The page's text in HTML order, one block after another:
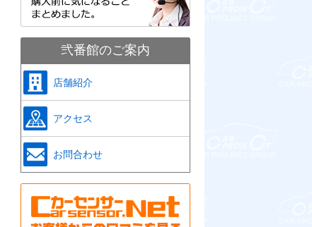
弐番館のご案内
店舗紹介
アクセス
お問合わせ